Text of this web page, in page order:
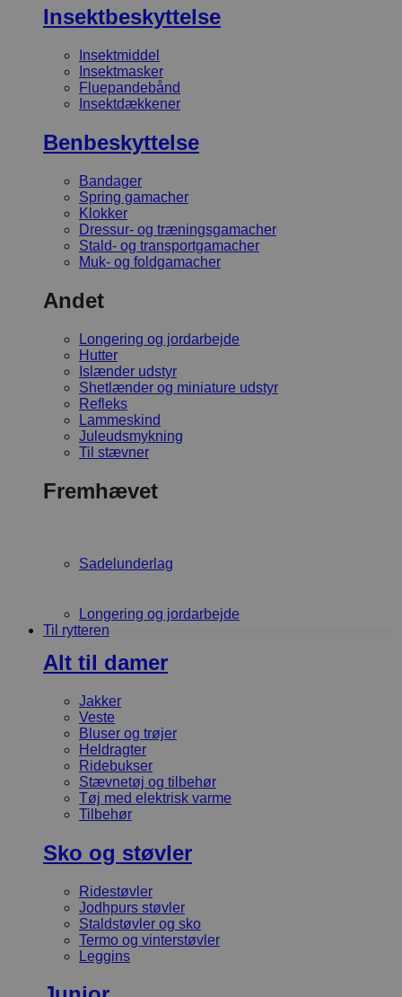
Insektbeskyttelse
Insektmiddel
Insektmasker
Fluepandebånd
Insektdækkener
Benbeskyttelse
Bandager
Spring gamacher
Klokker
Dressur- og træningsgamacher
Stald- og transportgamacher
Muk- og foldgamacher
Andet
Longering og jordarbejde
Hutter
Islænder udstyr
Shetlænder og miniature udstyr
Refleks
Lammeskind
Juleudsmykning
Til stævner
Fremhævet
Sadelunderlag
Longering og jordarbejde
Til rytteren
Alt til damer
Jakker
Veste
Bluser og trøjer
Heldragter
Ridebukser
Stævnetøj og tilbehør
Tøj med elektrisk varme
Tilbehør
Sko og støvler
Ridestøvler
Jodhpurs støvler
Staldstøvler og sko
Termo og vinterstøvler
Leggins